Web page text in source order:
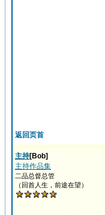
返回页首
主持[Bob]
主持作品集
二品总督总管
（回首人生，前途在望）